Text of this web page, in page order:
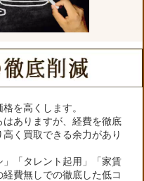
を高くします。
ありますが、経費を徹底
く買取できる余力があり
」「タレント起用」「家賃
費無しでの徹底した低コ